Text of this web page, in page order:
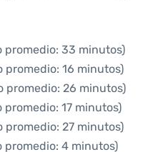
promedio: 33 minutos)
promedio: 16 minutos)
promedio: 26 minutos)
17 minutos)
27 minutos)
promedio: 4 minutos)